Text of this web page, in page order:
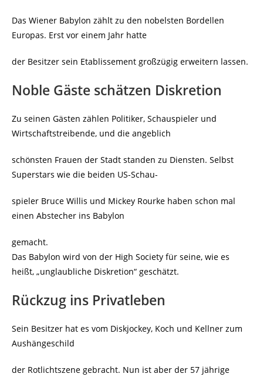
Das Wiener Babylon zählt zu den nobelsten Bordellen
Europas. Erst vor einem Jahr hatte
der Besitzer sein Etablissement großzügig erweitern lassen.
Noble Gäste schätzen Diskretion
Zu seinen Gästen zählen Politiker, Schauspieler und
Wirtschaftstreibende, und die angeblich
schönsten Frauen der Stadt standen zu Diensten. Selbst
Superstars wie die beiden US-Schau-
spieler Bruce Willis und Mickey Rourke haben schon mal
einen Abstecher ins Babylon
gemacht.
Das Babylon wird von der High Socie­ty für seine, wie es
heißt, „unglaubliche Diskretion“ geschätzt.
Rückzug ins Privatleben
Sein Besitzer hat es vom Diskjockey, Koch und Kellner zum
Aushängeschild
der Rotlichtszene gebracht. Nun ist aber der 57 jährige